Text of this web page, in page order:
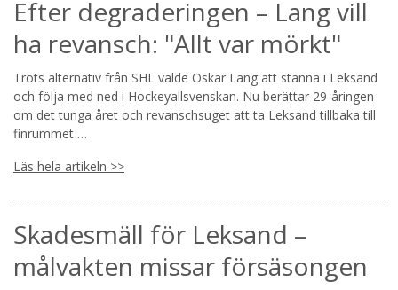
Efter degraderingen – Lang vill
ha revansch: "Allt var mörkt"
Trots alternativ från SHL valde Oskar Lang att stanna i Leksand
och följa med ned i Hockeyallsvenskan. Nu berättar 29-åringen
om det tunga året och revanschsuget att ta Leksand tillbaka till
finrummet …
Läs hela artikeln >>
Skadesmäll för Leksand –
målvakten missar försäsongen